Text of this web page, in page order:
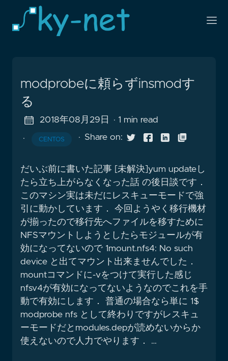
modprobeに頼らずinsmodす
る
2018年08月29日 · 1 min read
· CENTOS · Share on:
だいぶ前に書いた記事 [未解決]yum updateし
たら立ち上がらなくなった話 の後日談です．
このマシン実は未だにレスキューモードで強
引に動かしています． 今回ようやく移行機材
が揃ったので移行先へファイルを移すために
NFSマウントしようとしたらモジュールが有
効になってないので 1mount.nfs4: No such
device と出てマウント出来ませんでした．
mountコマンドに-vをつけて実行した感じ
nfsv4が有効になってないようなのでこれを手
動で有効にします． 普通の場合なら単に 1$
modprobe nfs として終わりですがレスキュ
ーモードだとmodules.depが読めないからか
使えないので人力でやります． …